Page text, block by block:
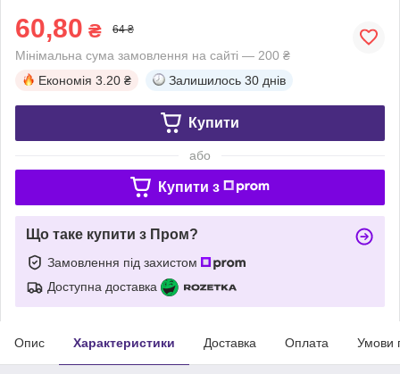
60,80 ₴ 64 ₴
Мінімальна сума замовлення на сайті — 200 ₴
Економія 3.20 ₴ Залишилось 30 днів
Купити
або
Купити з
Що таке купити з Пром?
Замовлення під захистом
Доступна доставка
Опис Характеристики Доставка Оплата Умови